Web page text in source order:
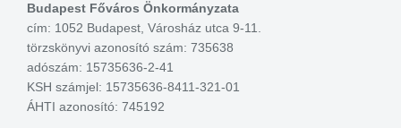
Budapest Főváros Önkormányzata
cím: 1052 Budapest, Városház utca 9-11.
törzskönyvi azonosító szám: 735638
adószám: 15735636-2-41
KSH számjel: 15735636-8411-321-01
ÁHTI azonosító: 745192